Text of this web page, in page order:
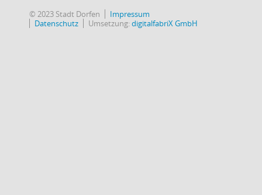
© 2023 Stadt Dorfen
Impressum
Datenschutz
Umsetzung:digitalfabriX GmbH